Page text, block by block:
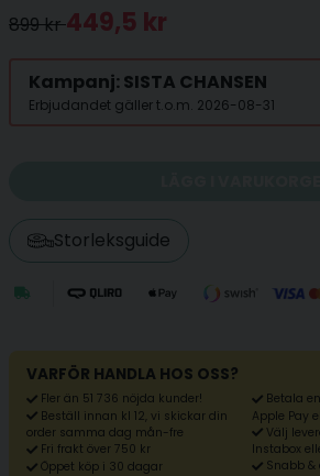
899 kr449,5 kr
Kampanj: SISTA CHANSEN
Erbjudandet gäller t.o.m. 2026-08-31
Storleksguide
VARFÖR HANDLA HOS OSS?
Fler än 51 736 nöjda kunder!
Beställ innan kl 12, vi skickar din
order samma dag mån-fre
Fri frakt över 750 kr
Öppet köp i 30 dagar
Betala
Apple Pay
Välj
Instabox
Snabb &